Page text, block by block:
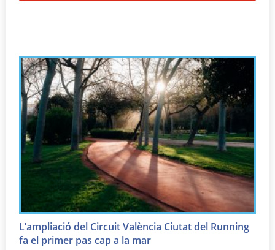
L’ampliació del Circuit València Ciutat del Running
fa el primer pas cap a la mar